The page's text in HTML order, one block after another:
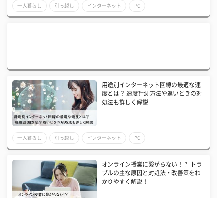
一人暮らし 引っ越し インターネット PC
用途別インターネット回線の最適な速
度とは？ 速度計測方法や遅いときの対
処法も詳しく解説
一人暮らし 引っ越し インターネット PC
オンライン授業に繋がらない！？ トラ
ブルの主な原因と対処法・改善策をわ
かりやすく解説！